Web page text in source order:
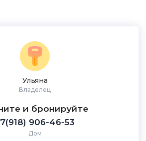
Ульяна
Владелец
и бронируйте
906-46-53
Дом